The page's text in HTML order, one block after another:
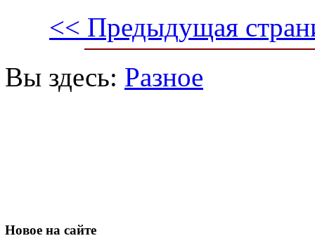
<< Предыдущая
Вы здесь: Разное
Новое на сайте